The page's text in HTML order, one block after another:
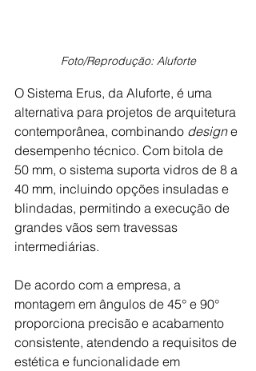
Foto/Reprodução: Aluforte
O Sistema Erus, da Aluforte, é uma
alternativa para projetos de arquitetura
contemporânea, combinando design e
desempenho técnico. Com bitola de
50 mm, o sistema suporta vidros de 8 a
40 mm, incluindo opções insuladas e
blindadas, permitindo a execução de
grandes vãos sem travessas
intermediárias.
De acordo com a empresa, a
montagem em ângulos de 45° e 90°
proporciona precisão e acabamento
consistente, atendendo a requisitos de
estética e funcionalidade em